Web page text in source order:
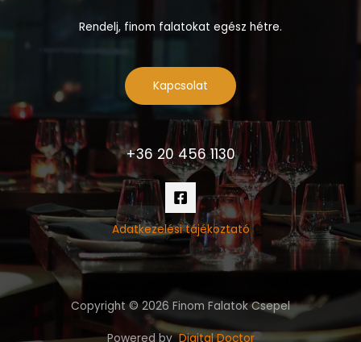
Rendelj, finom falatokat egész hétre.
Kapcsolat
+36 20 456 1130
Adatkezelési tájékoztató
Copyright © 2026 Finom Falatok Csepel
Powered byDigital Doctor